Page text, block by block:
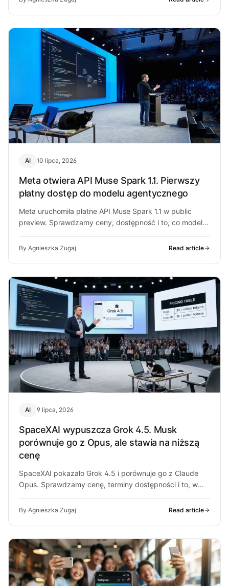
AI 10 lipca, 2026
Meta otwiera API Muse Spark 1.1. Pierwszy
płatny dostęp do modelu agentycznego
Meta uruchomiła płatne API Muse Spark 1.1 w public
preview. Sprawdzamy ceny, dostępność i to, co model
By Agnieszka Zugaj Read article
AI 9 lipca, 2026
SpaceXAI wypuszcza Grok 4.5. Musk
porównuje go z Opus, ale stawia na niższą
cenę
SpaceXAI pokazało Grok 4.5 i porównuje go z Claude
Opus. Sprawdzamy cenę, terminy dostępności i to, w
By Agnieszka Zugaj Read article